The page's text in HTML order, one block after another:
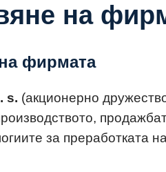
на
фирмата
s. (акционерно
за преработката